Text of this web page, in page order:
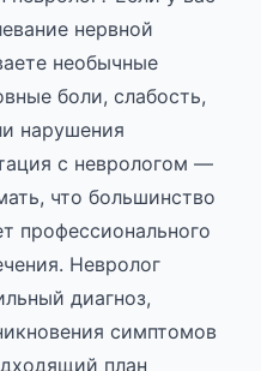
нервной
необычные
боли, слабость,
нарушения
с неврологом —
что большинство
профессионального
Невролог
диагноз,
симптомов
план